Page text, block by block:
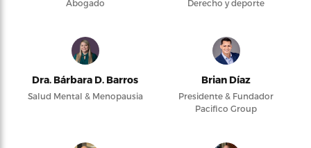
Abogado Derecho y deporte
Dra. Bárbara D. Barros
Salud Mental & Menopausia
Brian Díaz
Presidente & Fundador
Pacifico Group